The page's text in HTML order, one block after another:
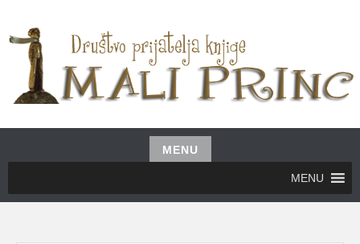
content
MALI PRINC
MENU
to
MENU